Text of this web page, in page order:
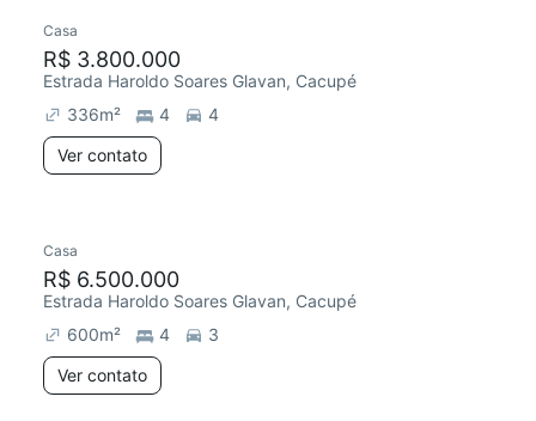
Casa
R$ 3.800.000
Estrada Haroldo Soares Glavan, Cacupé
336m² 4
4
Ver contato
Casa
R$ 6.500.000
Estrada Haroldo Soares Glavan, Cacupé
600m² 4
3
Ver contato